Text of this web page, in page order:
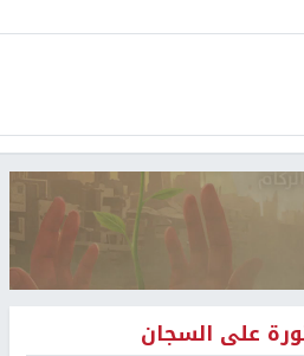
على السجان